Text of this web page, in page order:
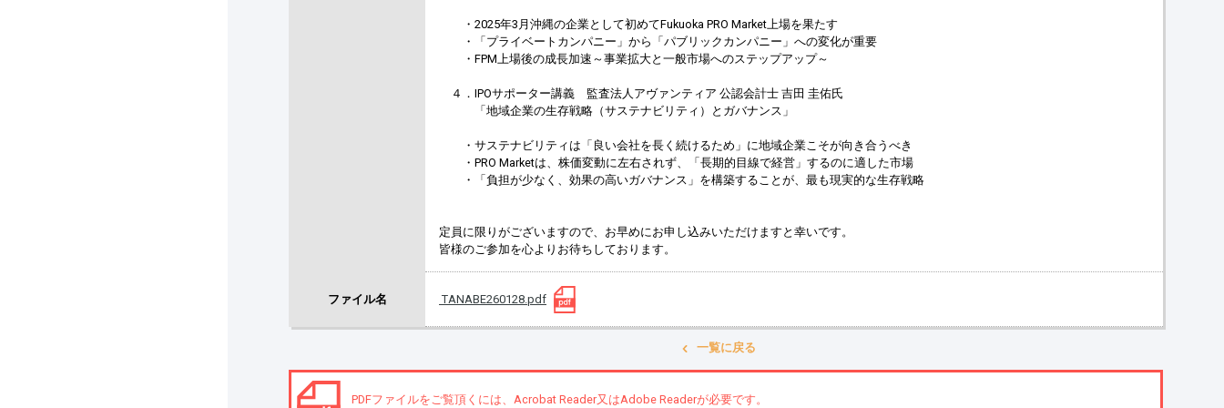
・2025年3月沖縄の企業として初めてFukuoka PRO Market上場を果たす
・「プライベートカンパニー」から「パブリックカンパニー」への変化が重要
・FPM上場後の成長加速～事業拡大と一般市場へのステップアップ～
４．IPOサポーター講義 監査法人アヴァンティア 公認会計士 吉田 圭佑氏
「地域企業の生存戦略（サステナビリティ）とガバナンス」
・サステナビリティは「良い会社を長く続けるため」に地域企業こそが向き合うべき
・PRO Marketは、株価変動に左右されず、「長期的目線で経営」するのに適した市場
・「負担が少なく、効果の高いガバナンス」を構築することが、最も現実的な生存戦略
定員に限りがございますので、お早めにお申し込みいただけますと幸いです。
皆様のご参加を心よりお待ちしております。
ファイル名 TANABE260128.pdf
一覧に戻る
PDFファイルをご覧頂くには、Acrobat Reader又はAdobe Readerが必要です。